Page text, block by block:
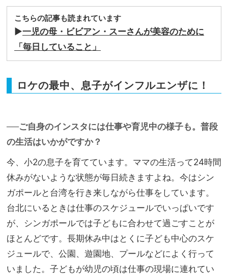
こちらの記事も読まれています
▶一児の母・ビビアン・スーさんが美容のために
「毎日していること」
ロケの最中、息子がインフルエンザに！
──ご自身のインスタには仕事や育児中の様子も。普段
の生活はいかがですか？
今、小2の息子を育てています。ママの生活って24時間
休みがないような状態が毎日続きますよね。今はシン
ガポールと台湾を行き来しながら仕事をしています。
台北にいるときは仕事のスケジュールでいっぱいです
が、シンガポールでは子どもに合わせて過ごすことが
ほとんどです。長期休み中はとくに子ども中心のスケ
ジュールで、公園、遊園地、プールなどによく行って
いました。子どもが幼児の頃は仕事の現場に連れてい